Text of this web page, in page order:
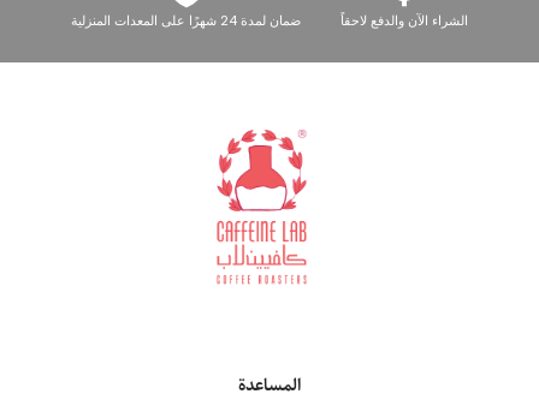
الشراء الآن والدفع لاحقاً ضمان لمدة 24 شهرًا على المعدات المنزلية
المساعدة